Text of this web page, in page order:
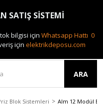
0(212) 240 87 88
ARA
Blok Sistemleri Alm 12 Modül
SATIŞ SİSTEMİ
bilgisi için Whatsapp Hattı 0
için elektrikdeposu.com